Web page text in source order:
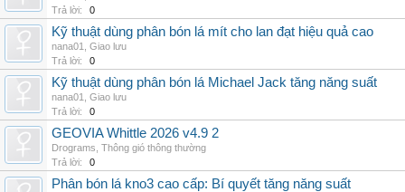
Trả lời:
0
Kỹ thuật dùng phân bón lá mít cho lan đạt hiệu quả cao
nana01
Giao lưu
Trả lời:
0
Kỹ thuật dùng phân bón lá Michael Jack tăng năng suất
nana01
Giao lưu
Trả lời:
0
GEOVIA Whittle 2026 v4.9 2
Drograms Thông gió thông thường
Trả lời:
0
Phân bón lá kno3 cao cấp: Bí quyết tăng năng suất